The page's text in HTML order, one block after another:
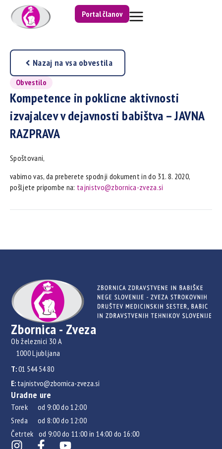
Portal članov
Nazaj na vsa obvestila
Obvestilo
Kompetence in poklicne aktivnosti
izvajalcev v dejavnosti babištva – JAVNA
RAZPRAVA
Spoštovani,
vabimo vas, da preberete spodnji dokument in do 31. 8. 2020,
pošljete pripombe na: tajnistvo@zbornica-zveza.si
Zbornica - Zveza
Ob železnici 30 A
1000 Ljubljana
T:01 544 54 80
E: tajnistvo@zbornica-zveza.si
Uradne ure
Torek od 9:00 do 12:00
Sreda od 8:00 do 12:00
Četrtek od 9:00 do 11:00 in 14:00 do 16:00